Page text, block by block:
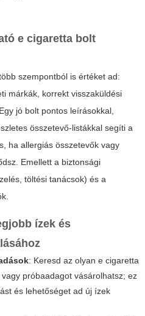
e cigaretta bolt
szempontból is értéket ad:
márkák, korrekt visszaküldési
jó bolt pontos leírásokkal,
összetevő-listákkal segíti a
ha allergiás összetevők vagy
Emellett a biztonsági
töltési tanácsok) és a
ízek és
: Keresd az olyan e cigaretta
próbaadagot vásárolhatsz; ez
és lehetőséget ad új ízek